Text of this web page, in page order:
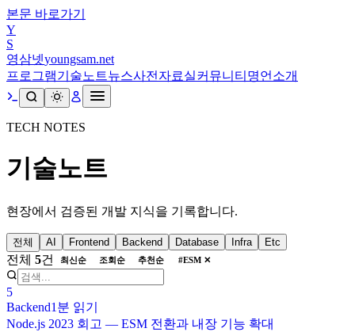
본문 바로가기
Y
S
영삼넷youngsam.net
프로그램기술노트뉴스사전 자료실커뮤니티 명언 소개
TECH NOTES
기술노트
현장에서 검증된 개발 지식을 기록합니다.
전체 AI Frontend Backend Database Infra Etc
전체 5건 최신순 조회순 추천순 #ESM ✕
5
Backend1분 읽기
Node.js 2023 회고 — ESM 전환과 내장 기능 확대